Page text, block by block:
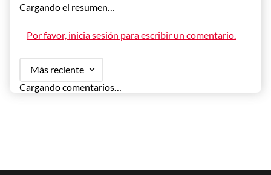
Cargando el resumen…
Por favor, inicia sesión para escribir un comentario.
Más reciente
Cargando comentarios…